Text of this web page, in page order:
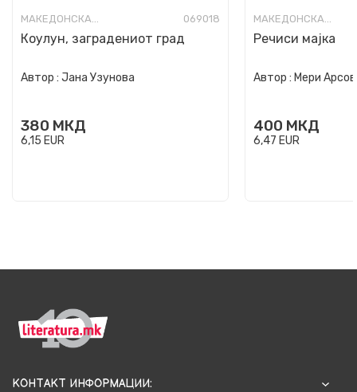
МАКЕДОНСКА КНИЖЕВНОСТ 069018
Коулун, заградениот град
Автор : Јана Узунова
380 МКД
6,15 EUR
МАКЕДОНСКА КНИЖЕВНОСТ
Речиси мајка
Автор : Мери
400 МКД
6,47 EUR
КОНТАКТ ИНФОРМАЦИИ: